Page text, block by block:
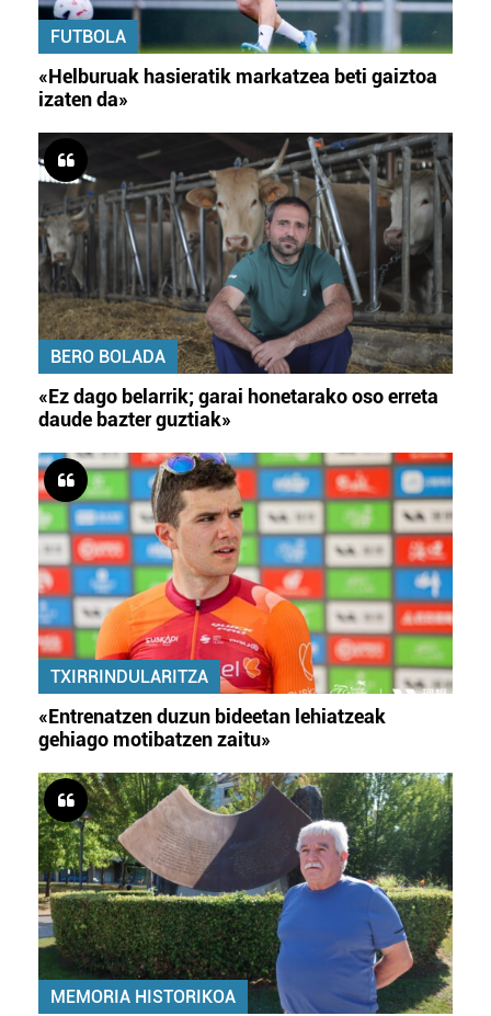
FUTBOLA
«Helburuak hasieratik markatzea beti gaiztoa
izaten da»
BERO BOLADA
«Ez dago belarrik; garai honetarako oso erreta
daude bazter guztiak»
TXIRRINDULARITZA
«Entrenatzen duzun bideetan lehiatzeak
gehiago motibatzen zaitu»
MEMORIA HISTORIKOA